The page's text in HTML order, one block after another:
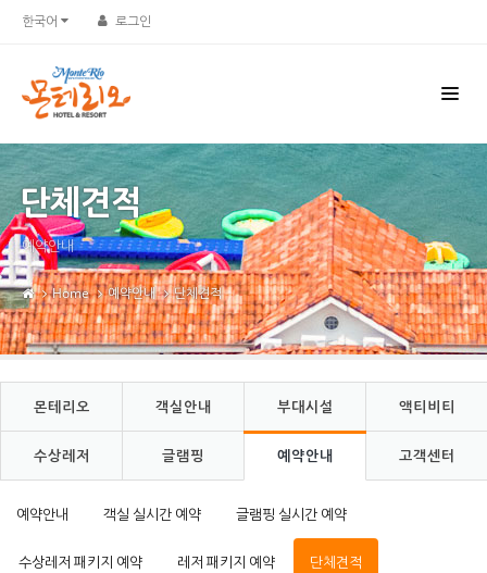
한국어 로그인
단체견적
예약안내
Home 예약안내 단체견적
몬테리오 객실안내 부대시설 액티비티
수상레저 글램핑 예약안내 고객센터
예약안내 객실 실시간 예약 글램핑 실시간 예약
수상레저 패키지 예약 레저 패키지 예약 단체견적
Sketchbook5, 스케치북5